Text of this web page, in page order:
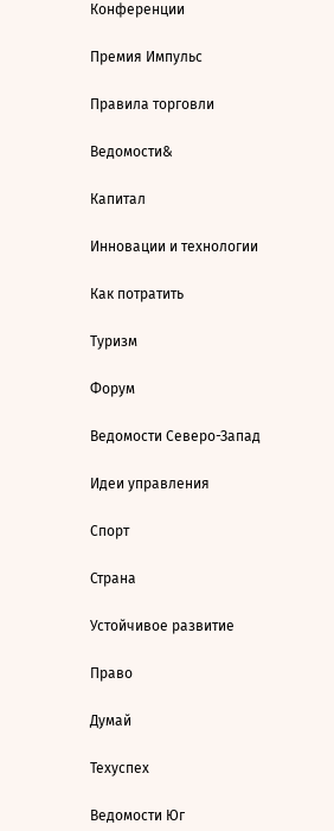
Конференции
Премия Импульс
Правила торговли
Ведомости&
Капитал
Инновации и технологии
Как потратить
Туризм
Форум
Ведомости Северо-Запад
Идеи управления
Спорт
Страна
Устойчивое развитие
Право
Думай
Техуспех
Ведомости Юг